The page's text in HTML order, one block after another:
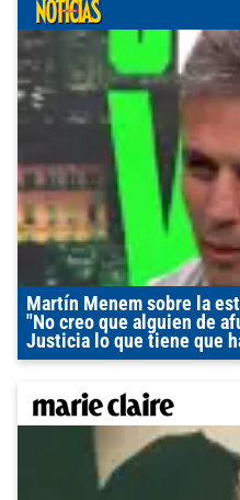
Martín Menem sobre la
"No creo que alguien de
Justicia lo que tiene que